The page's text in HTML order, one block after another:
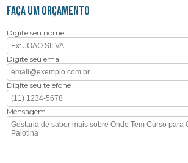
FAÇA UM ORÇAMENTO
Digite seu nome
Digite seu email
Digite seu telefone
Mensagem